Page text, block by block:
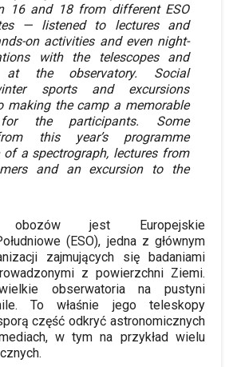
16 and 18 from different ESO
— listened to lectures and
on activities and even night-
with the telescopes and
at the observatory. Social
sports and excursions
making the camp a memorable
for the participants. Some
this year’s programme
of a spectrograph, lectures from
and an excursion to the
obozów jest Europejskie
(ESO), jedna z głównym
zajmujących się badaniami
z powierzchni Ziemi.
obserwatoria na pustyni
To właśnie jego teleskopy
część odkryć astronomicznych
w tym na przykład wielu